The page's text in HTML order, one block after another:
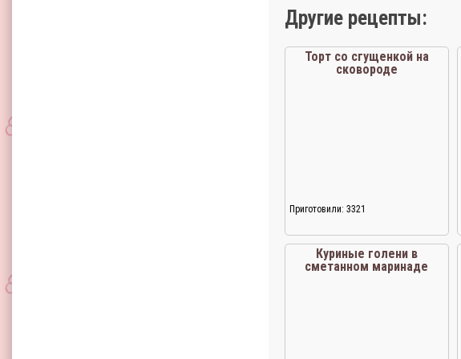
Другие рецепты:
Торт со сгущенкой на
сковороде
Приготовили: 3321
Куриные голени в
сметанном маринаде